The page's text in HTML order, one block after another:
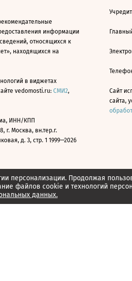
персонализации. Продолжая
файлов cookie и технологий
данных.
информации
относящихся к
находящихся на
в виджетах
vedomosti.ru: СМИ2,
ИНН/КПП
г. Москва, вн.тер.г.
д. 3, стр. 1 1999—2026
Сайт
сайта,